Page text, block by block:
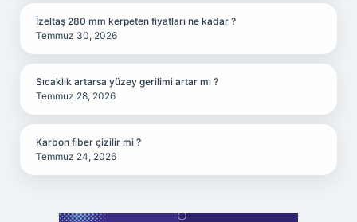
İzeltaş 280 mm kerpeten fiyatları ne kadar ?
Temmuz 30, 2026
Sıcaklık artarsa yüzey gerilimi artar mı ?
Temmuz 28, 2026
Karbon fiber çizilir mi ?
Temmuz 24, 2026